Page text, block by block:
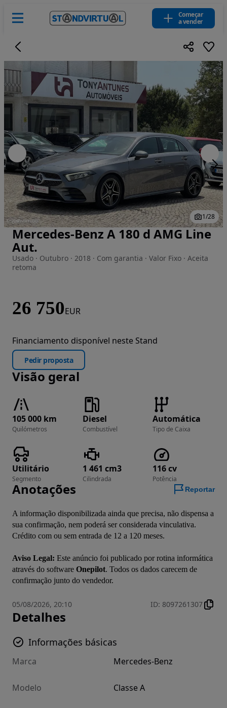
Começar
a vender
Imagem 1 de 28
1/28
Mercedes-Benz A 180 d AMG Line
Aut.
Usado · Outubro · 2018 · Com garantia · Valor Fixo · Aceita
retoma
26 750EUR
Financiamento disponível neste Stand
Pedir proposta
Visão geral
105 000 km
Quilómetros
Diesel
Combustível
Automática
Tipo de Caixa
Utilitário
Segmento
1 461 cm3
Cilindrada
116 cv
Potência
Anotações Reportar
A informação disponibilizada ainda que precisa, não dispensa a
sua confirmação, nem poderá ser considerada vinculativa.
Crédito com ou sem entrada de 12 a 120 meses.
Aviso Legal: Este anúncio foi publicado por rotina informática
através do software Onepilot. Todos os dados carecem de
confirmação junto do vendedor.
05/08/2026, 20:10 ID: 8097261307
Detalhes
Informações básicas
Marca Mercedes-Benz
Modelo Classe A